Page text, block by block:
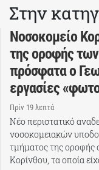
Στην
Νοσοκομείο
της οροφής
πρόσφατα ο
εργασίες
Πρίν 19 λεπτά
Νέο περιστατικό
νοσοκομειακών
τμήματος της οροφής
Κορίνθου, τα οποία